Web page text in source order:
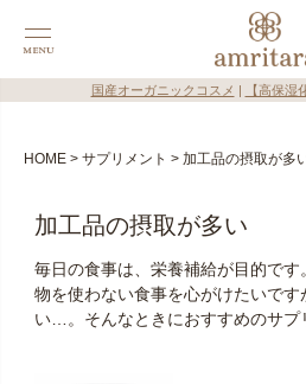
国産オーガニックコスメ 【高保湿
HOME サプリメント 加工品の摂取が多
加工品の摂取が多い
毎日の食事は、栄養補給が目的で
物を使わない食事を心がけたいです
い…。そんなときにおすすめのサプ